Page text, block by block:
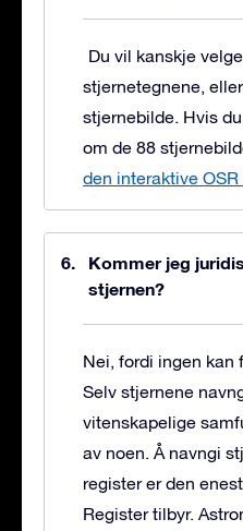
Du vil kanskje
stjernetegnene,
stjernebilde. Hvis
om de 88
den interaktive
Kommer jeg
stjernen?
Nei, fordi ingen kan
Selv stjernene
vitenskapelige
av noen. Å navngi
register er den
Register tilbyr.